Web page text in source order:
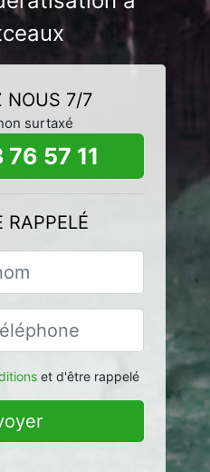
NOUS 7/7
surtaxé
57 11
RAPPELÉ
et d'être rappelé